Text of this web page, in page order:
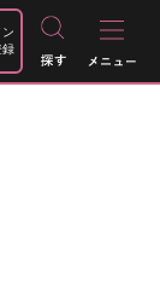
ン
録